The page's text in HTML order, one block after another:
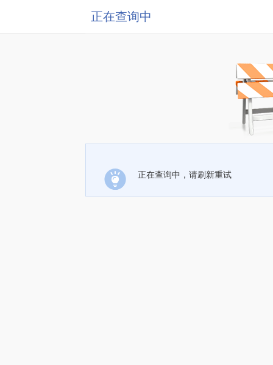
正在查询中
正在查询中，请刷新重试